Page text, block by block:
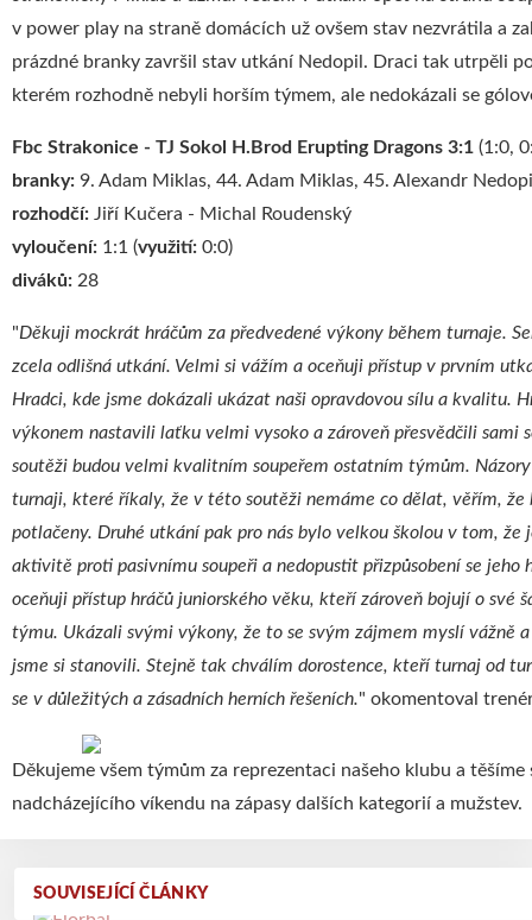
v power play na straně domácích už ovšem stav nezvrátila a
prázdné branky završil stav utkání Nedopil. Draci tak utrpěli
kterém rozhodně nebyli horším týmem, ale nedokázali se
Fbc Strakonice - TJ Sokol H.Brod Erupting Dragons 3:1 (1:0,
branky: 9. Adam Miklas, 44. Adam Miklas, 45. Alexandr
rozhodčí: Jiří Kučera - Michal Roudenský
vyloučení: 1:1 (využití: 0:0)
diváků: 28
"Děkuji mockrát hráčům za předvedené výkony během turnaje.
zcela odlišná utkání. Velmi si vážím a oceňuji přístup v prvním
Hradci, kde jsme dokázali ukázat naši opravdovou sílu a kvalitu.
výkonem nastavili laťku velmi vysoko a zároveň přesvědčili sami
soutěži budou velmi kvalitním soupeřem ostatním týmům.
turnaji, které říkaly, že v této soutěži nemáme co dělat, věřím,
potlačeny. Druhé utkání pak pro nás bylo velkou školou v tom, že
aktivitě proti pasivnímu soupeři a nedopustit přizpůsobení se jeho
oceňuji přístup hráčů juniorského věku, kteří zároveň bojují o své
týmu. Ukázali svými výkony, že to se svým zájmem myslí vážně
jsme si stanovili. Stejně tak chválím dorostence, kteří turnaj od
se v důležitých a zásadních herních řešeních." okomentoval
Děkujeme všem týmům za reprezentaci našeho klubu a těšíme
nadcházejícího víkendu na zápasy dalších kategorií a mužstev.
SOUVISEJÍCÍ ČLÁNKY